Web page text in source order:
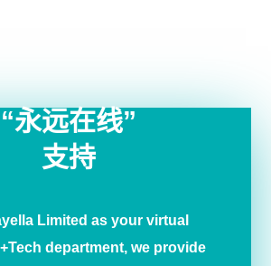
“永远在线”
支持
Limited as your virtual
department, we provide